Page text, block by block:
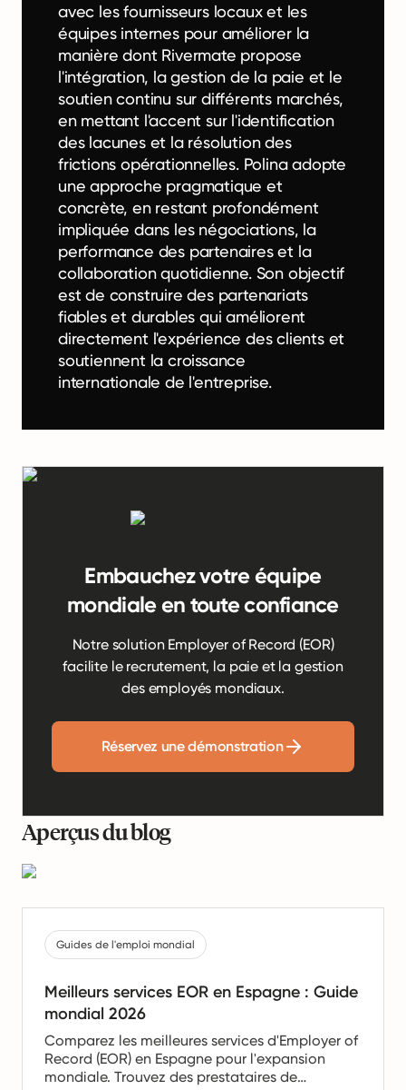
avec les fournisseurs locaux et les
équipes internes pour améliorer la
manière dont Rivermate propose
l'intégration, la gestion de la paie et le
soutien continu sur différents marchés,
en mettant l'accent sur l'identification
des lacunes et la résolution des
frictions opérationnelles. Polina adopte
une approche pragmatique et
concrète, en restant profondément
impliquée dans les négociations, la
performance des partenaires et la
collaboration quotidienne. Son objectif
est de construire des partenariats
fiables et durables qui améliorent
directement l'expérience des clients et
soutiennent la croissance
internationale de l'entreprise.
Embauchez votre équipe
mondiale en toute confiance
Notre solution Employer of Record (EOR)
facilite le recrutement, la paie et la gestion
des employés mondiaux.
Réservez une démonstration
Aperçus du blog
Guides de l'emploi mondial
Meilleurs services EOR en Espagne : Guide
mondial 2026
Comparez les meilleures services d'Employer of
Record (EOR) en Espagne pour l'expansion
mondiale. Trouvez des prestataires de